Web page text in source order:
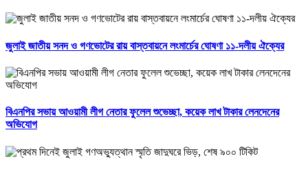
জুলাই জাতীয় সনদ ও গণভোটের রায় বাস্তবায়নে লংমার্চের ঘোষণা ১১-দলীয় ঐক্যের
বিএনপির সভায় আওয়ামী লীগ নেতার ফুলেল শুভেচ্ছা, কয়েক লাখ টাকার লেনদেনের
অভিযোগ